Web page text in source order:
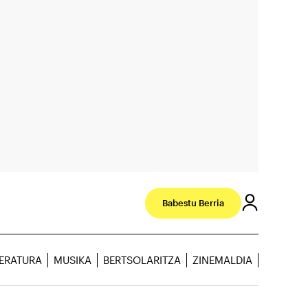
Babestu Berria
MUSIKA BERTSOLARITZA ZINEMALDIA